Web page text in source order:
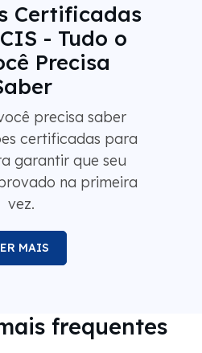
Certificadas
- Tudo o
Precisa
precisa saber
certificadas para
garantir que seu
na primeira
vez.
MAIS
frequentes